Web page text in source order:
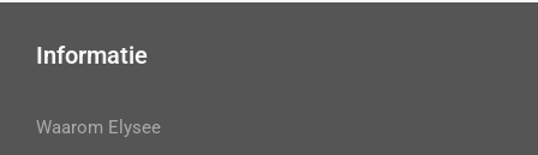
Informatie
Waarom Elysee